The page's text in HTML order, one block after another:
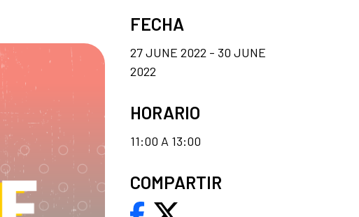
FECHA
27 JUNE 2022 - 30 JUNE
2022
HORARIO
11:00 A 13:00
COMPARTIR